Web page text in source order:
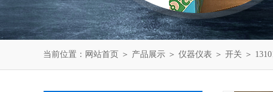
当前位置： 网站首页 ＞ 产品展示 ＞ 仪器仪表 ＞ 开关 ＞